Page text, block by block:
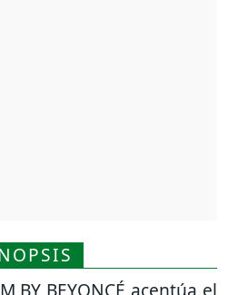
BY BEYONCÉ acentúa el